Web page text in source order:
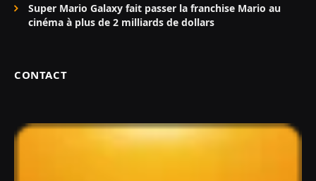
Super Mario Galaxy fait passer la franchise Mario au
cinéma à plus de 2 milliards de dollars
CONTACT